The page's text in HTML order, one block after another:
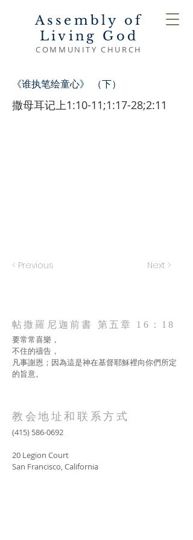
Assembly of
Living God
COMMUNITY CHURCH
《谁执笔绘童心》 （下）
撒母耳记上1:10-11;1:17-28;2:11
< Previous Next >
帖撒羅尼迦前書 第五章 16：18
要常常喜樂，
不住的禱告，
凡事謝恩；因為這是神在基督耶穌裡向你們所定
的旨意。
教会地址和联系方式
(415) 586-0692
20 Legion Court
San Francisco, California